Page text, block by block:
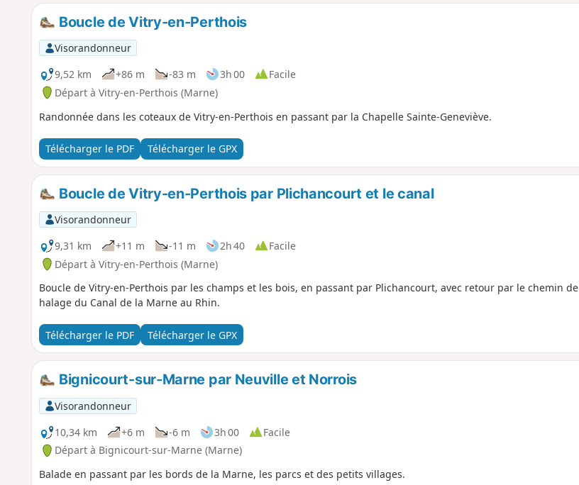
Boucle de Vitry-en-Perthois
Visorandonneur
9,52 km
+86 m -83 m 3h 00
Facile
Départ à Vitry-en-Perthois (Marne)
Randonnée dans les coteaux de Vitry-en-Perthois en passant par la Chapelle Sainte-Geneviève.
Télécharger le PDF Télécharger le GPX
Boucle de Vitry-en-Perthois par Plichancourt et le canal
Visorandonneur
9,31 km
+11 m -11 m 2h 40
Facile
Départ à Vitry-en-Perthois (Marne)
Boucle de Vitry-en-Perthois par les champs et les bois, en passant par Plichancourt, avec retour par le chemin de
halage du Canal de la Marne au Rhin.
Télécharger le PDF Télécharger le GPX
Bignicourt-sur-Marne par Neuville et Norrois
Visorandonneur
10,34 km
+6 m -6 m 3h 00
Facile
Départ à Bignicourt-sur-Marne (Marne)
Balade en passant par les bords de la Marne, les parcs et des petits villages.